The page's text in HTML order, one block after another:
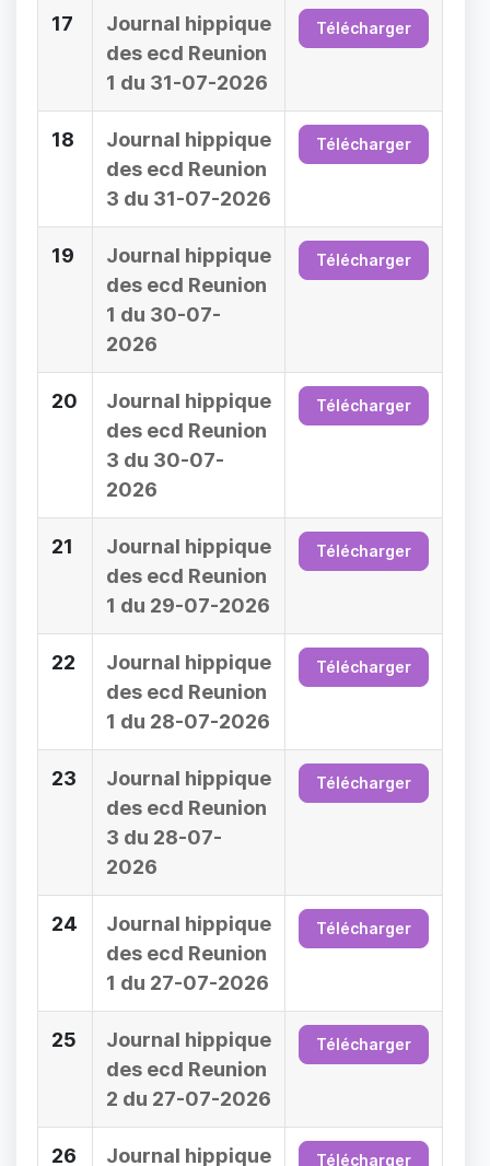
17
Journal hippique
des ecd Reunion
1 du 31-07-2026
Télécharger
18
Journal hippique
des ecd Reunion
3 du 31-07-2026
Télécharger
19
Journal hippique
des ecd Reunion
1 du 30-07-
2026
Télécharger
20
Journal hippique
des ecd Reunion
3 du 30-07-
2026
Télécharger
21
Journal hippique
des ecd Reunion
1 du 29-07-2026
Télécharger
22
Journal hippique
des ecd Reunion
1 du 28-07-2026
Télécharger
23
Journal hippique
des ecd Reunion
3 du 28-07-
2026
Télécharger
24
Journal hippique
des ecd Reunion
1 du 27-07-2026
Télécharger
25
Journal hippique
des ecd Reunion
2 du 27-07-2026
Télécharger
26
Journal hippique
Télécharger